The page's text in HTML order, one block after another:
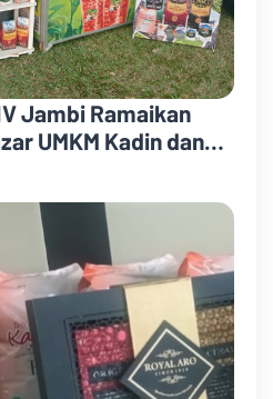
Jambi Ramaikan
UMKM Kadin dan
Putih